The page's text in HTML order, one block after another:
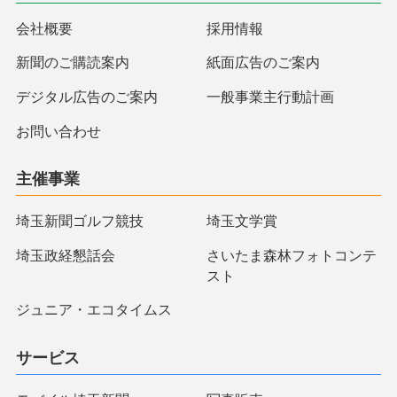
会社概要 採用情報
新聞のご購読案内 紙面広告のご案内
デジタル広告のご案内 一般事業主行動計画
お問い合わせ
主催事業
埼玉新聞ゴルフ競技 埼玉文学賞
埼玉政経懇話会
さいたま森林フォトコンテ
スト
ジュニア・エコタイムス
サービス